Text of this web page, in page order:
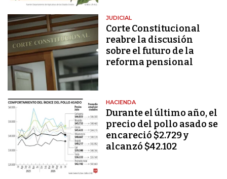
JUDICIAL
Corte Constitucional
reabre la discusión
sobre el futuro de la
reforma pensional
HACIENDA
Durante el último año, el
precio del pollo asado se
encareció $2.729 y
alcanzó $42.102